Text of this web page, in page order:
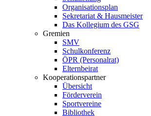
Organisationsplan
Sekretariat & Hausmeister
Das Kollegium des GSG
Gremien
SMV
Schulkonferenz
ÖPR (Personalrat)
Elternbeirat
Kooperationspartner
Übersicht
Förderverein
Sportvereine
Bibliothek